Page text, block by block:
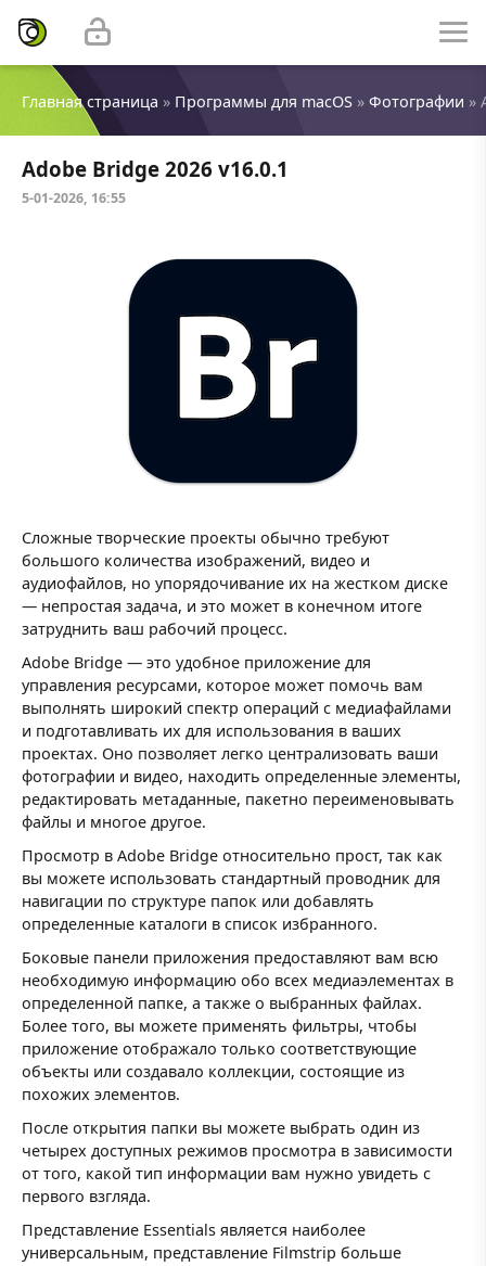
Главная страница » Программы для macOS » Фотографии »
Adobe Bridge 2026 v16.0.1
5-01-2026, 16:55
Сложные творческие проекты обычно требуют
большого количества изображений, видео и
аудиофайлов, но упорядочивание их на жестком диске
— непростая задача, и это может в конечном итоге
затруднить ваш рабочий процесс.
Adobe Bridge — это удобное приложение для
управления ресурсами, которое может помочь вам
выполнять широкий спектр операций с медиафайлами
и подготавливать их для использования в ваших
проектах. Оно позволяет легко централизовать ваши
фотографии и видео, находить определенные элементы,
редактировать метаданные, пакетно переименовывать
файлы и многое другое.
Просмотр в Adobe Bridge относительно прост, так как
вы можете использовать стандартный проводник для
навигации по структуре папок или добавлять
определенные каталоги в список избранного.
Боковые панели приложения предоставляют вам всю
необходимую информацию обо всех медиаэлементах в
определенной папке, а также о выбранных файлах.
Более того, вы можете применять фильтры, чтобы
приложение отображало только соответствующие
объекты или создавало коллекции, состоящие из
похожих элементов.
После открытия папки вы можете выбрать один из
четырех доступных режимов просмотра в зависимости
от того, какой тип информации вам нужно увидеть с
первого взгляда.
Представление Essentials является наиболее
универсальным, представление Filmstrip больше